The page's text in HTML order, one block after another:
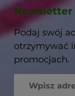
Newsletter
Podaj swój
otrzymywać
promocjach.